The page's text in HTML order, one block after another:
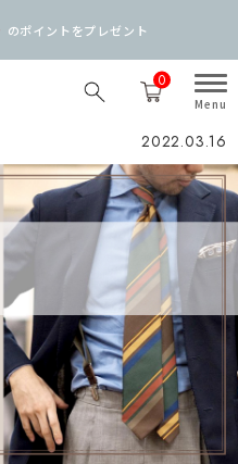
0
のポイントをプレゼント
2022.03.16